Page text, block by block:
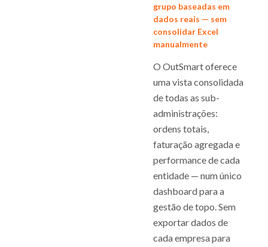
grupo baseadas em
dados reais — sem
consolidar Excel
manualmente
O OutSmart oferece
uma vista consolidada
de todas as sub-
administrações:
ordens totais,
faturação agregada e
performance de cada
entidade — num único
dashboard para a
gestão de topo. Sem
exportar dados de
cada empresa para